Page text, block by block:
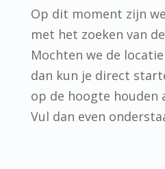
Op dit moment zijn
met het zoeken van
Mochten we de
dan kun je direct
op de hoogte houden
Vul dan even